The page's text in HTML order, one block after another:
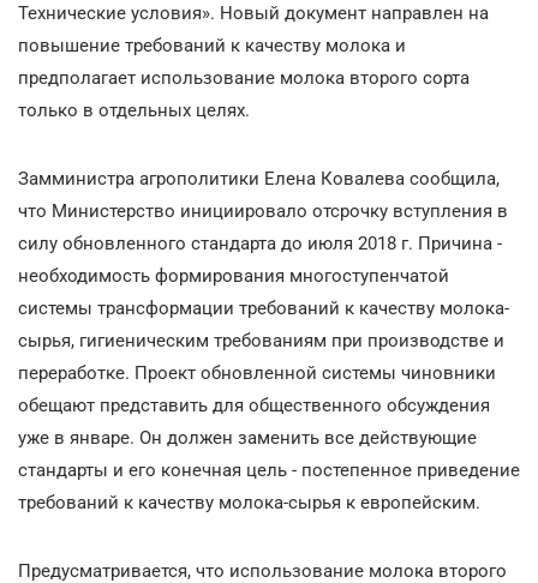
Технические условия». Новый документ направлен на
повышение требований к качеству молока и
предполагает использование молока второго сорта
только в отдельных целях.
Замминистра агрополитики Елена Ковалева сообщила,
что Министерство инициировало отсрочку вступления в
силу обновленного стандарта до июля 2018 г. Причина -
необходимость формирования многоступенчатой
системы трансформации требований к качеству молока-
сырья, гигиеническим требованиям при производстве и
переработке. Проект обновленной системы чиновники
обещают представить для общественного обсуждения
уже в январе. Он должен заменить все действующие
стандарты и его конечная цель - постепенное приведение
требований к качеству молока-сырья к европейским.
Предусматривается, что использование молока второго